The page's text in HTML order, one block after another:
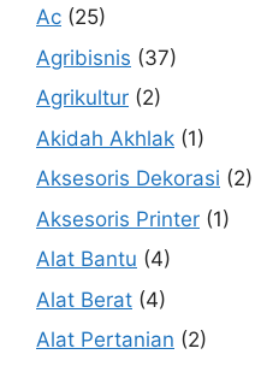
Ac (25)
Agribisnis (37)
Agrikultur (2)
Akidah Akhlak (1)
Aksesoris Dekorasi (2)
Aksesoris Printer (1)
Alat Bantu (4)
Alat Berat (4)
Alat Pertanian (2)